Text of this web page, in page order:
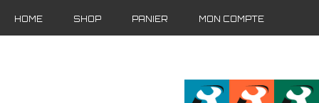
HOME SHOP PANIER MON COMPTE